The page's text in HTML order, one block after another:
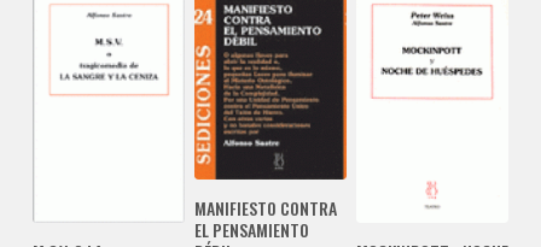
MANIFIESTO CONTRA
EL PENSAMIENTO